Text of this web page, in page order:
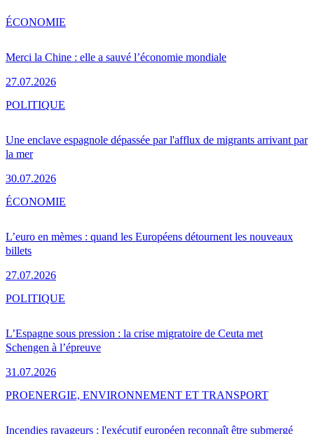
Merci la Chine : elle a sauvé l’économie mondiale
27.07.2026
ÉCONOMIE
Une enclave espagnole dépassée par l'afflux de migrants arrivant par
la mer
30.07.2026
POLITIQUE
L’euro en mèmes : quand les Européens détournent les nouveaux
billets
27.07.2026
ÉCONOMIE
L’Espagne sous pression : la crise migratoire de Ceuta met
Schengen à l’épreuve
31.07.2026
POLITIQUE
Incendies ravageurs : l'exécutif européen reconnaît être submergé
PROENERGIE, ENVIRONNEMENT ET TRANSPORT